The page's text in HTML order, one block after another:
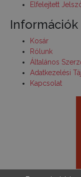
Elfelejtett
Információk
Kosár
Rólunk
Általános
Adatkezelési
Kapcsolat